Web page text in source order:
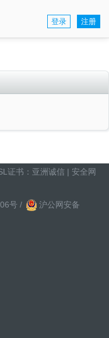
登录 注册
证书： 亚洲诚信 | 安全网
号 /
沪公网安备